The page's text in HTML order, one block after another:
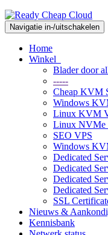
Navigatie in-/uitschakelen
Home
Winkel
Blader door
-----
Cheap KVM
Windows
Linux KVM
Linux NVMe
SEO VPS
Windows
Dedicated
Dedicated
Dedicated
Dedicated
SSL
Nieuws &
Kennisbank